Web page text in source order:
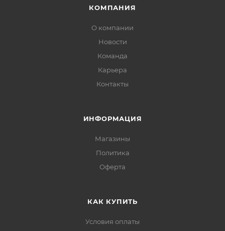
КОМПАНИЯ
О компании
Новости
Команда
Карьера
Контакты
ИНФОРМАЦИЯ
Магазины
Политика
Офертa
КАК КУПИТЬ
Условия оплаты